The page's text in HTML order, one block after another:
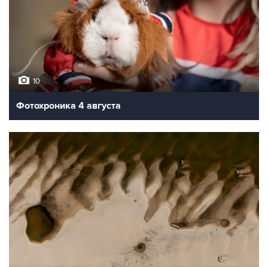
10
Фотохроника 4 августа